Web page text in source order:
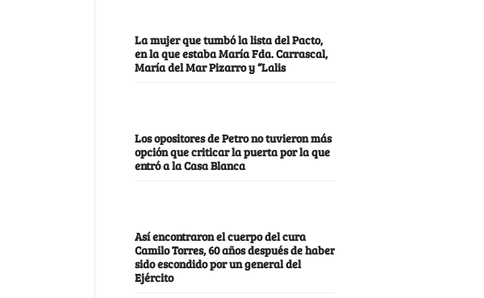
La mujer que tumbó la lista del Pacto,
en la que estaba María Fda. Carrascal,
María del Mar Pizarro y “Lalis
Los opositores de Petro no tuvieron más
opción que criticar la puerta por la que
entró a la Casa Blanca
Así encontraron el cuerpo del cura
Camilo Torres, 60 años después de haber
sido escondido por un general del
Ejército